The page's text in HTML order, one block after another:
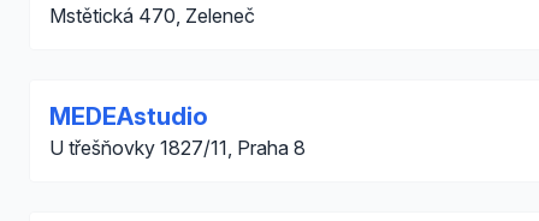
Mstětická 470, Zeleneč
MEDEAstudio
U třešňovky 1827/11, Praha 8